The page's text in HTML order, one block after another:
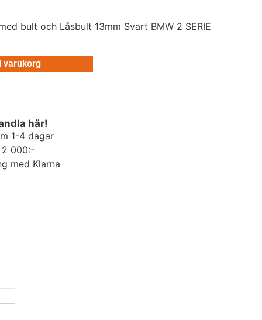
bult och Låsbult 13mm Svart BMW 2 SERIE
varukorg
här!
1-4 dagar
000:-
med Klarna